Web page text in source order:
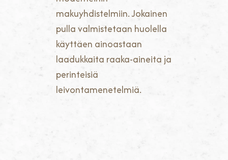
makuyhdistelmiin. Jokainen
pulla valmistetaan huolella
käyttäen ainoastaan
laadukkaita raaka-aineita ja
perinteisiä
leivontamenetelmiä.